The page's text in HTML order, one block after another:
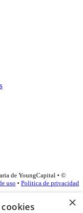
de YoungCapital • ©
uso • Politica de privacidad
×